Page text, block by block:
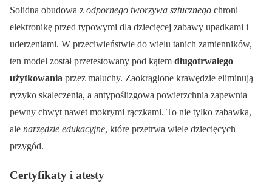
Solidna obudowa z odpornego tworzywa sztucznego chroni
elektronikę przed typowymi dla dziecięcej zabawy upadkami i
uderzeniami. W przeciwieństwie do wielu tanich zamienników,
ten model został przetestowany pod kątem długotrwałego
użytkowania przez maluchy. Zaokrąglone krawędzie eliminują
ryzyko skaleczenia, a antypoślizgowa powierzchnia zapewnia
pewny chwyt nawet mokrymi rączkami. To nie tylko zabawka,
ale narzędzie edukacyjne, które przetrwa wiele dziecięcych
przygód.
Certyfikaty i atesty